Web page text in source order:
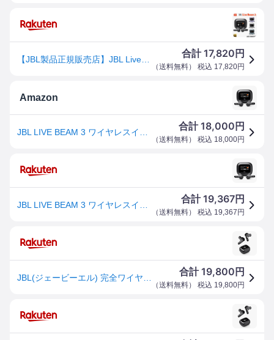
合計17,820 円
（送料無料） 税込 17,820円
Amazon
合計18,000 円
（送料無料） 税込 18,000円
合計19,367円
（送料無料） 税込 19,367 円
合計19,800 円
（送料無料） 税込 19,800円